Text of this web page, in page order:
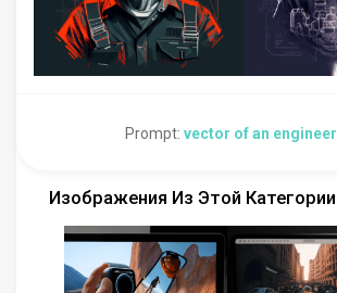
Prompt: vector of an engineer
Изображения Из Этой Категории